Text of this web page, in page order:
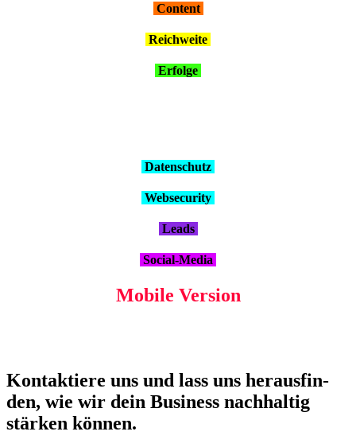
Con­tent
Reich­wei­te
Erfol­ge
Daten­schutz
Web­se­cu­ri­ty
Leads
Social-Media
Mobi­le Ver­si­on
Kon­tak­tie­re uns und lass uns her­aus­fin­
den, wie wir dein Busi­ness nach­hal­tig
stär­ken kön­nen.